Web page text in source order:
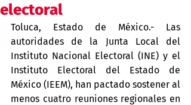
electoral
Toluca, Estado de México.- Las
autoridades de la Junta Local del
Instituto Nacional Electoral (INE) y el
Instituto Electoral del Estado de
México (IEEM), han pactado sostener al
menos cuatro reuniones regionales en